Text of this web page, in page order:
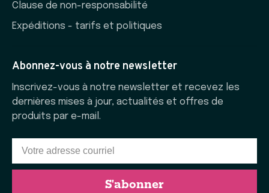
Clause de non-responsabilité
Expéditions - tarifs et politiques
Abonnez-vous à notre newsletter
Inscrivez-vous à notre newsletter et recevez les
dernières mises à jour, actualités et offres de
produits par e-mail.
S'abonner